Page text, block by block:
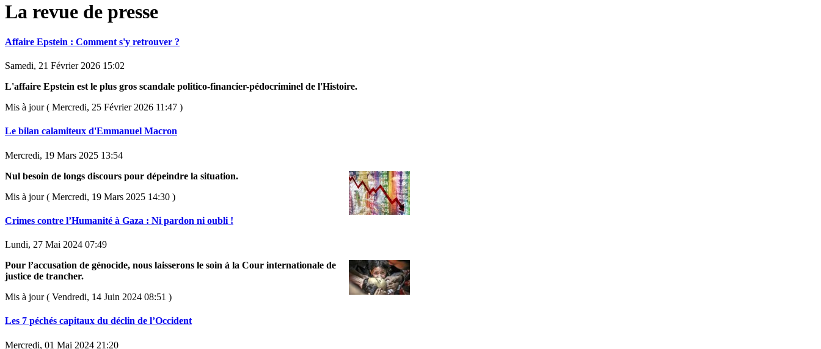
La revue de presse
Affaire Epstein : Comment s'y retrouver ?
Samedi, 21 Février 2026 15:02
L'affaire Epstein est le plus gros scandale politico-financier-pédocriminel de l'Histoire.
Mis à jour ( Mercredi, 25 Février 2026 11:47 )
Le bilan calamiteux d'Emmanuel Macron
Mercredi, 19 Mars 2025 13:54
Nul besoin de longs discours pour dépeindre la situation.
Mis à jour ( Mercredi, 19 Mars 2025 14:30 )
Crimes contre l’Humanité à Gaza : Ni pardon ni oubli !
Lundi, 27 Mai 2024 07:49
Pour l’accusation de génocide, nous laisserons le soin à la Cour internationale de
justice de trancher.
Mis à jour ( Vendredi, 14 Juin 2024 08:51 )
Les 7 péchés capitaux du déclin de l’Occident
Mercredi, 01 Mai 2024 21:20